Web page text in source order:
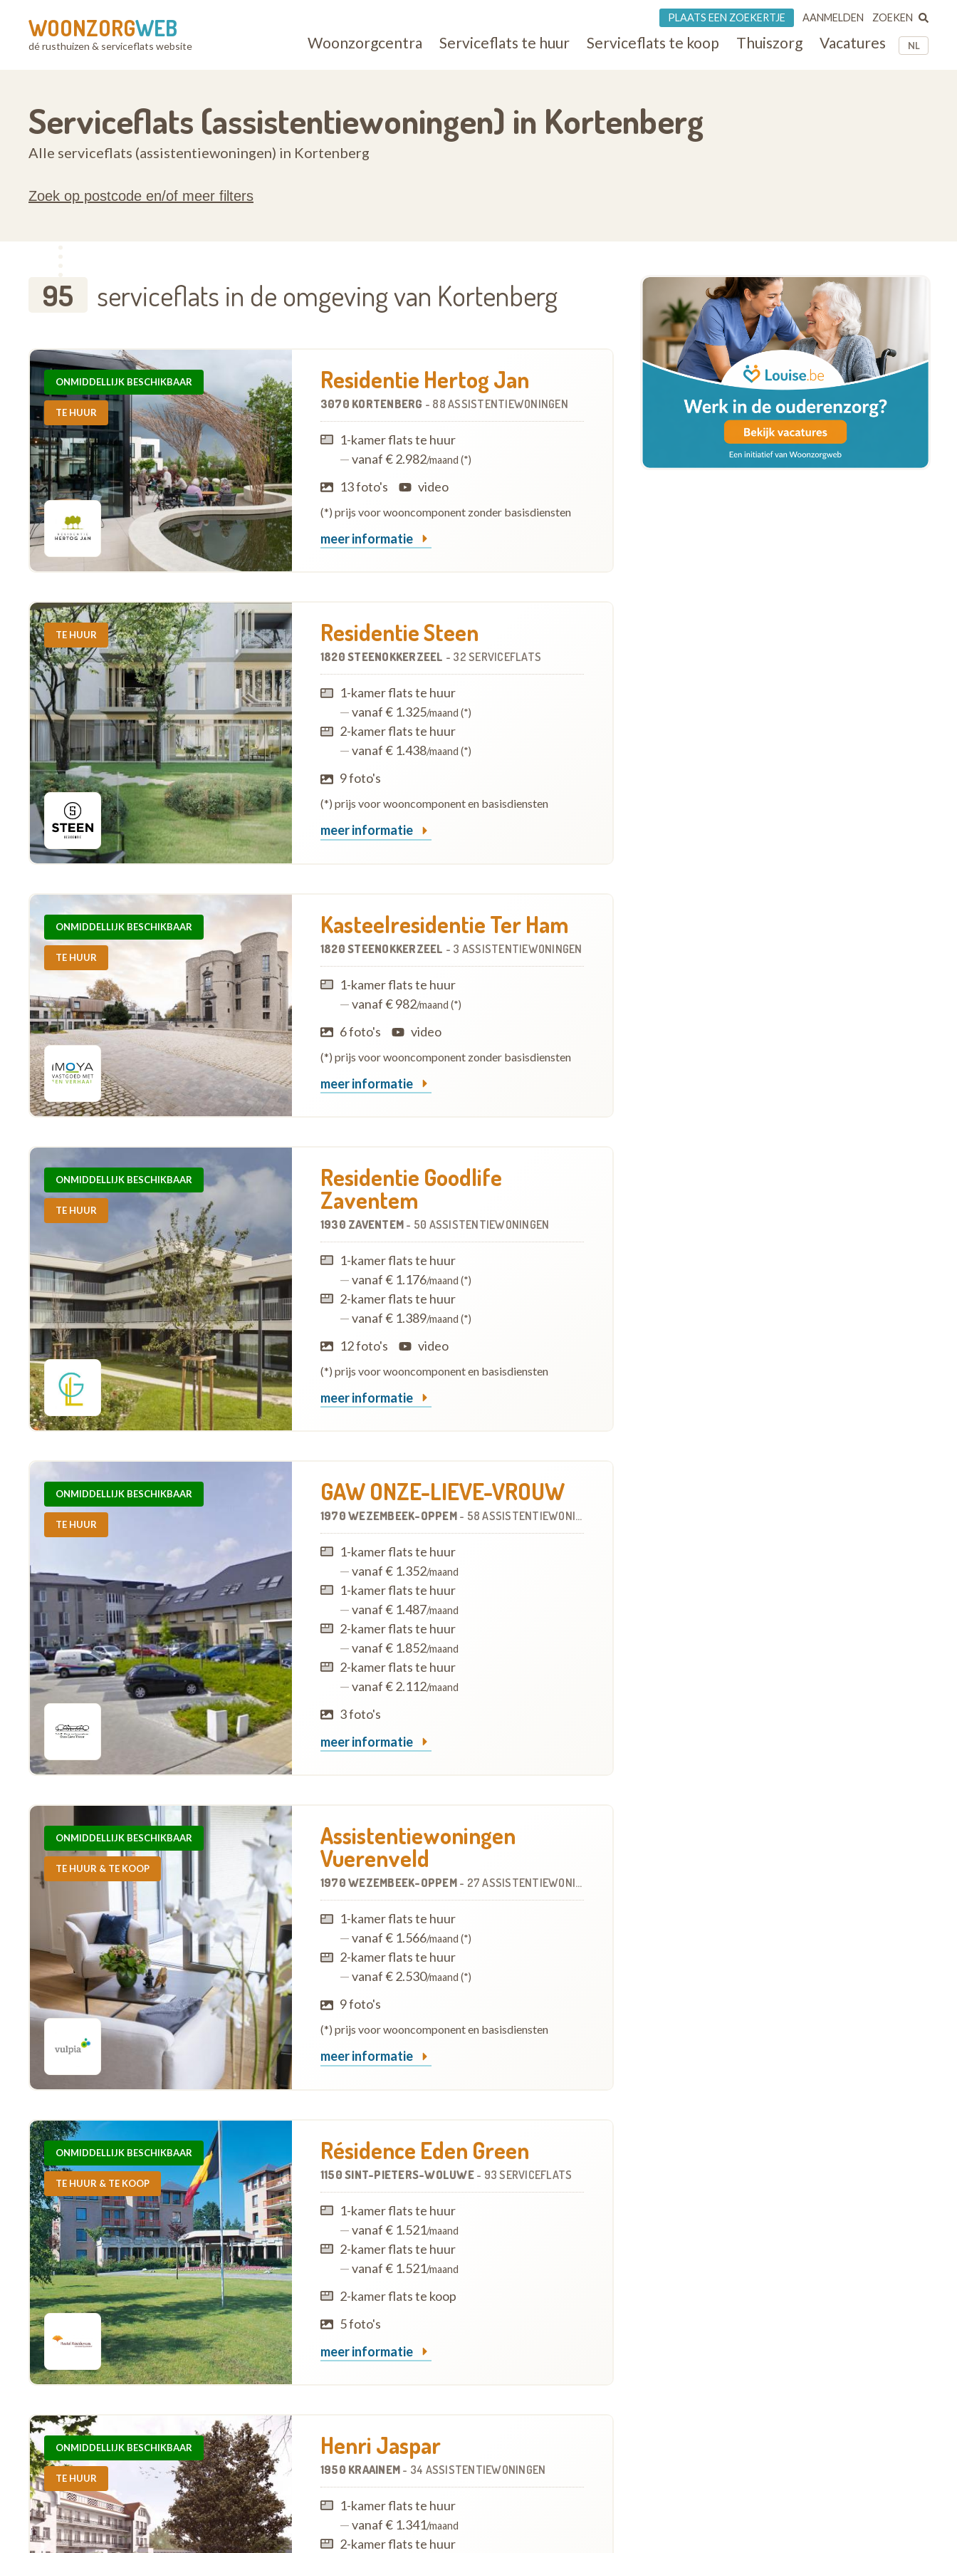
WOONZORGWEB
dé rusthuizen & serviceflats website NL
Woonzorgcentra Serviceflats te huur Serviceflats te koop Thuiszorg Vacatures
PLAATS EEN ZOEKERTJE AANMELDEN ZOEKEN
Serviceflats (assistentiewoningen) in Kortenberg
Alle serviceflats (assistentiewoningen) in Kortenberg
Zoek op postcode en/of meer filters
95 serviceflats in de omgeving van Kortenberg
ONMIDDELLIJK BESCHIKBAAR
TE HUUR
Residentie Hertog Jan
3070 KORTENBERG - 88 ASSISTENTIEWONINGEN
1-kamer flats te huur
—vanaf € 2.982/maand (*)
13 foto's video
(*) prijs voor wooncomponent zonder basisdiensten
meer informatie
TE HUUR Residentie Steen
1820 STEENOKKERZEEL - 32 SERVICEFLATS
1-kamer flats te huur
—vanaf € 1.325/maand (*)
2-kamer flats te huur
—vanaf € 1.438/maand (*)
9 foto's
(*) prijs voor wooncomponent en basisdiensten
meer informatie
ONMIDDELLIJK BESCHIKBAAR
TE HUUR
Kasteelresidentie Ter Ham
1820 STEENOKKERZEEL - 3 ASSISTENTIEWONINGEN
1-kamer flats te huur
—vanaf € 982/maand (*)
6 foto's video
(*) prijs voor wooncomponent zonder basisdiensten
meer informatie
ONMIDDELLIJK BESCHIKBAAR
TE HUUR
Residentie Goodlife
Zaventem
1930 ZAVENTEM - 50 ASSISTENTIEWONINGEN
1-kamer flats te huur
—vanaf € 1.176/maand (*)
2-kamer flats te huur
—vanaf € 1.389/maand (*)
12 foto's video
(*) prijs voor wooncomponent en basisdiensten
meer informatie
ONMIDDELLIJK BESCHIKBAAR
TE HUUR
GAW ONZE-LIEVE-VROUW
1970 WEZEMBEEK-OPPEM - 58 ASSISTENTIEWONINGEN
1-kamer flats te huur
—vanaf € 1.352/maand
1-kamer flats te huur
—vanaf € 1.487/maand
2-kamer flats te huur
—vanaf € 1.852/maand
2-kamer flats te huur
—vanaf € 2.112/maand
3 foto's
meer informatie
ONMIDDELLIJK BESCHIKBAAR
TE HUUR & TE KOOP
Assistentiewoningen
Vuerenveld
1970 WEZEMBEEK-OPPEM - 27 ASSISTENTIEWONINGEN
1-kamer flats te huur
—vanaf € 1.566/maand (*)
2-kamer flats te huur
—vanaf € 2.530/maand (*)
9 foto's
(*) prijs voor wooncomponent en basisdiensten
meer informatie
ONMIDDELLIJK BESCHIKBAAR
TE HUUR & TE KOOP
Résidence Eden Green
1150 SINT-PIETERS-WOLUWE - 93 SERVICEFLATS
1-kamer flats te huur
—vanaf € 1.521/maand
2-kamer flats te huur
—vanaf € 1.521/maand
2-kamer flats te koop
5 foto's
meer informatie
ONMIDDELLIJK BESCHIKBAAR
TE HUUR
Henri Jaspar
1950 KRAAINEM - 34 ASSISTENTIEWONINGEN
1-kamer flats te huur
—vanaf € 1.341/maand
2-kamer flats te huur